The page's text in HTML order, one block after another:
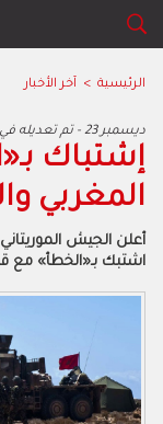
الرئيسية > آخر الأخبار
2020 ديسمبر 23 - تم تعديله في [التاريخ]
​إشتباك
المغربي
اشتبك بـ«الخطأ» مع